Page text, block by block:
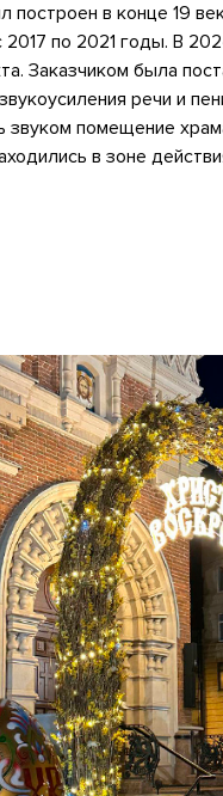
в конце 19
по 2021 годы. В
Заказчиком была
речи и
звуком помещение
в зоне